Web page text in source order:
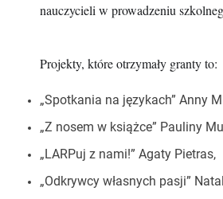
nauczycieli w prowadzeniu
Projekty, które otrzymały granty to:
„Spotkania na językach” Anny
„Z nosem w książce” Pauliny
„LARPuj z nami!” Agaty Pietras,
„Odkrywcy własnych pasji”